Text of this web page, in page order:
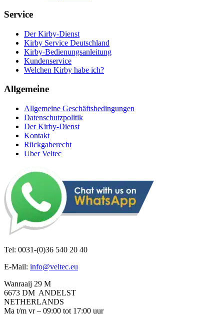
Service
Der Kirby-Dienst
Kirby Service Deutschland
Kirby-Bedienungsanleitung
Kundenservice
Welchen Kirby habe ich?
Allgemeine
Allgemeine Geschäftsbedingungen
Datenschutzpolitik
Der Kirby-Dienst
Kontakt
Rückgaberecht
Uber Veltec
Tel: 0031-(0)36 540 20 40
E-Mail: info@veltec.eu
Wanraaij 29 M
6673 DM ANDELST
NETHERLANDS
Ma t/m vr – 09:00 tot 17:00 uur